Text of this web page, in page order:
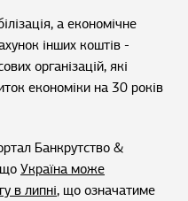
а економічне
інших коштів -
організацій, які
економіки на 30 років
Банкрутство &
що Україна може
в липні, що означатиме